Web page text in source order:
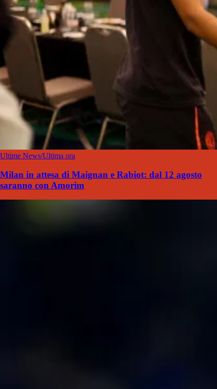
Ultime News/Ultima ora
Milan in attesa di Maignan e Rabiot: dal 12 agosto
saranno con Amorim